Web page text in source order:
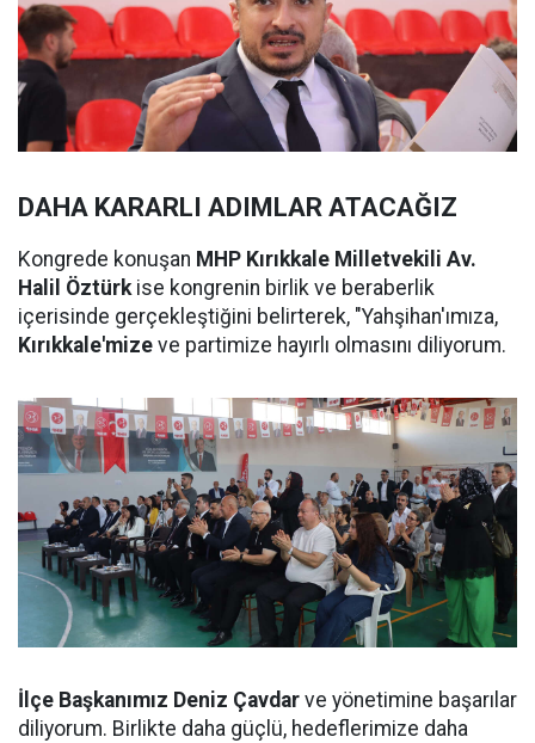
DAHA KARARLI ADIMLAR ATACAĞIZ
Kongrede konuşan MHP Kırıkkale Milletvekili Av.
Halil Öztürkise kongrenin birlik ve beraberlik
içerisinde gerçekleştiğini belirterek, "Yahşihan'ımıza,
Kırıkkale'mize ve partimize hayırlı olmasını diliyorum.
İlçe Başkanımız Deniz Çavdar ve yönetimine başarılar
diliyorum. Birlikte daha güçlü, hedeflerimize daha